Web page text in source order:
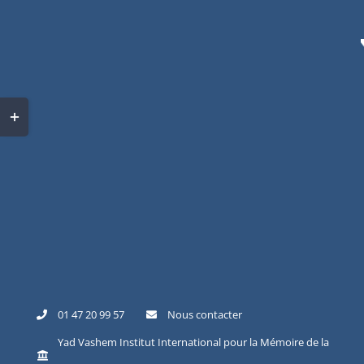
01 47 20 99 57
Nous contacter
Yad Vashem Institut International pour la Mémoire de la